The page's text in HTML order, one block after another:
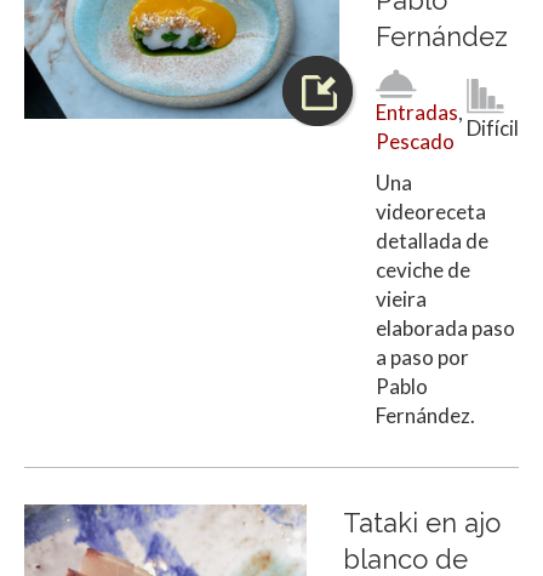
Fernández
Entradas,
Pescado
Difícil
Una
videoreceta
detallada de
ceviche de
vieira
elaborada paso
a paso por
Pablo
Fernández.
Tataki en ajo
blanco de